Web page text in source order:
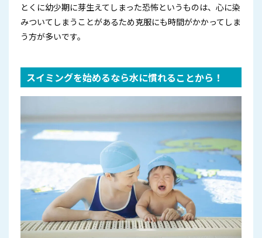
とくに幼少期に芽生えてしまった恐怖というものは、心に染
みついてしまうことがあるため克服にも時間がかかってしま
う方が多いです。
スイミングを始めるなら水に慣れることから！